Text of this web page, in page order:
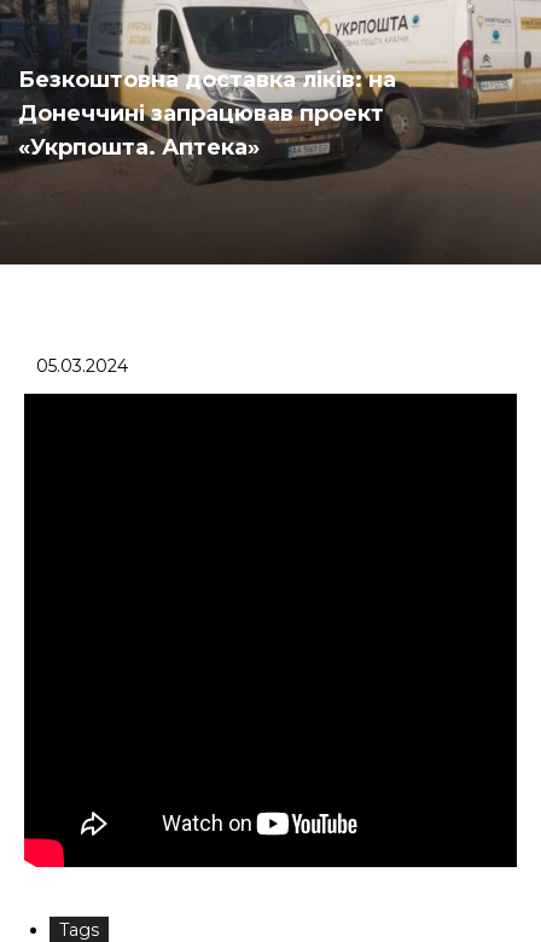
Безкоштовна доставка ліків: на
Донеччині запрацював проект
«Укрпошта. Аптека»
05.03.2024
Tags